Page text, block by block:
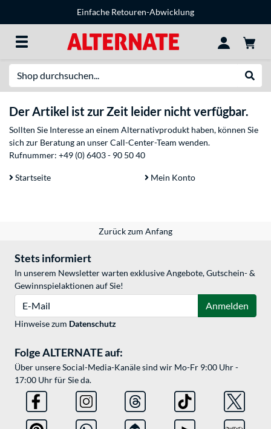
Einfache Retouren-Abwicklung
Der Artikel ist zur Zeit leider nicht verfügbar.
Sollten Sie Interesse an einem Alternativprodukt haben, können Sie
sich zur Beratung an unser Call-Center-Team wenden.
Rufnummer: +49 (0) 6403 - 90 50 40
Startseite Mein Konto
Zurück zum Anfang
Stets informiert
In unserem Newsletter warten exklusive Angebote, Gutschein- &
Gewinnspielaktionen auf Sie!
Anmelden
Hinweise zum Datenschutz
Folge ALTERNATE auf:
Über unsere Social-Media-Kanäle sind wir Mo-Fr 9:00 Uhr -
17:00 Uhr für Sie da.